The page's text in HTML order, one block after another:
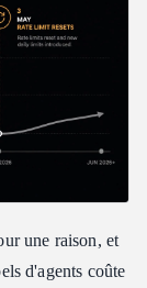
une raison, et
d'agents coûte